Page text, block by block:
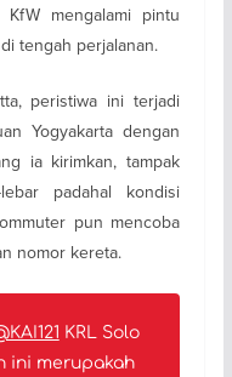
KfW mengalami pintu
tengah perjalanan.
peristiwa ini terjadi
Yogyakarta dengan
ia kirimkan, tampak
padahal kondisi
pun mencoba
nomor kereta.
KRL Solo
ini merupakah